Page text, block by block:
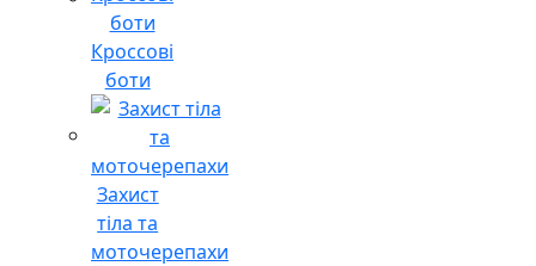
Кроссові
боти
Захист
тіла та
моточерепахи